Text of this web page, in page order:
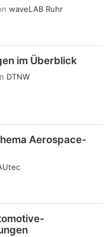
waveLAB Ruhr
im Überblick
DTNW
Aerospace-